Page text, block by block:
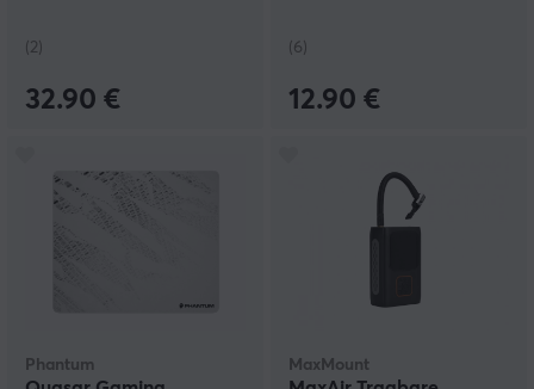
(2)
32.90 €
(6)
12.90 €
Phantum MaxMount